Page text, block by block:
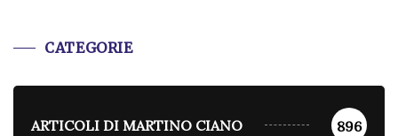
CATEGORIE
ARTICOLI DI MARTINO CIANO 896